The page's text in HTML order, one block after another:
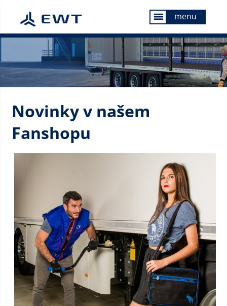
menu menu
Novinky v našem
Fanshopu